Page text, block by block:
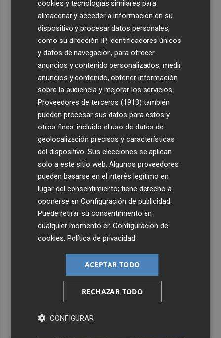
cookies y tecnologías similares para
almacenar y acceder a información en su
dispositivo y procesar datos personales,
como su dirección IP, identificadores únicos
y datos de navegación, para ofrecer
anuncios y contenido personalizados, medir
anuncios y contenido, obtener información
sobre la audiencia y mejorar los servicios.
Proveedores de terceros (1913) también
pueden procesar sus datos para estos y
otros fines, incluido el uso de datos de
geolocalización precisos y características
del dispositivo. Sus elecciones se aplican
solo a este sitio web. Algunos proveedores
pueden basarse en el interés legítimo en
lugar del consentimiento; tiene derecho a
oponerse enConfiguración de publicidad.
Puede retirar su consentimiento en
cualquier momento enConfiguración de
cookies.Política de privacidad
ACEPTAR TODO
RECHAZAR TODO
CONFIGURAR